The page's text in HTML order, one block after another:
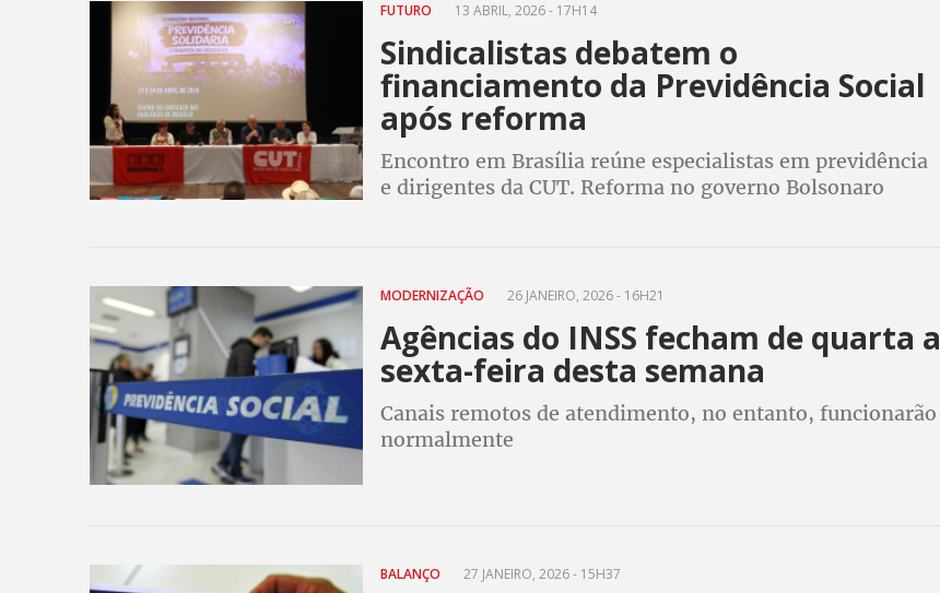
FUTURO 13 ABRIL, 2026 - 17H14
Sindicalistas debatem o
financiamento da Previdência Social
após reforma
Encontro em Brasília reúne especialistas em previdência
e dirigentes da CUT. Reforma no governo Bolsonaro
MODERNIZAÇÃO 26 JANEIRO, 2026 - 16H21
Agências do INSS fecham de quarta a
sexta-feira desta semana
Canais remotos de atendimento, no entanto, funcionarão
normalmente
BALANÇO 27 JANEIRO, 2026 - 15H37